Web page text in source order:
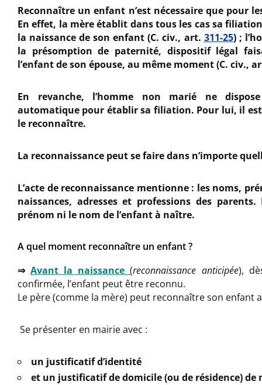
Reconnaître un enfant n’est nécessaire que pour
En effet, la mère établit dans tous les cas sa
la naissance de son enfant (C. civ., art. 311-25) ;
la présomption de paternité, dispositif légal
l’enfant de son épouse, au même moment (C. civ.,
En revanche, l’homme non marié ne dispose
automatique pour établir sa filiation. Pour lui, il
le reconnaître.
La reconnaissance peut se faire dans n’importe
L’acte de reconnaissance mentionne : les noms,
naissances, adresses et professions des
prénom ni le nom de l’enfant à naître.
A quel moment reconnaître un enfant ?
⇒Avant la naissance (reconnaissance anticipée),
confirmée, l’enfant peut être reconnu.
Le père (comme la mère) peut reconnaître son enfant
Se présenter en mairie avec :
un justificatif d’identité
et un justificatif de domicile (ou de résidence) de